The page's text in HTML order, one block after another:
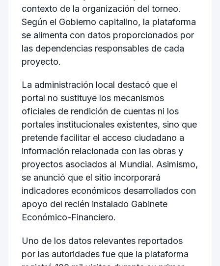
contexto de la organización del torneo.
Según el Gobierno capitalino, la plataforma
se alimenta con datos proporcionados por
las dependencias responsables de cada
proyecto.
La administración local destacó que el
portal no sustituye los mecanismos
oficiales de rendición de cuentas ni los
portales institucionales existentes, sino que
pretende facilitar el acceso ciudadano a
información relacionada con las obras y
proyectos asociados al Mundial. Asimismo,
se anunció que el sitio incorporará
indicadores económicos desarrollados con
apoyo del recién instalado Gabinete
Económico-Financiero.
Uno de los datos relevantes reportados
por las autoridades fue que la plataforma